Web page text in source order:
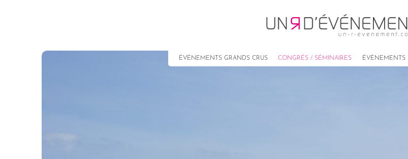
ÉVÉNEMENTS GRANDS CRUS CONGRÉS / SÉMINAIRES ÉVÈNEMENTS